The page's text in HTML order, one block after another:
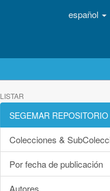
español
LISTAR
SEGEMAR REPOSITORIO
Colecciones &
Por fecha de publicación
Autores